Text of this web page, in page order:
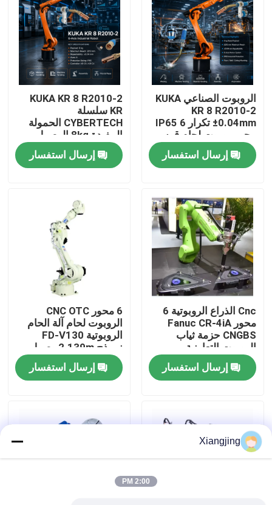
المنزل
فيديوهات
معلومات عنا
جولة في المعمل
رقابة جودة
اتصل بنا
مدونة
اطلب اقتباس
الروبوت الصناعي KUKA
KR 8 R2010-2
±0.04mm تكرار IP65 6
محور روبوت لحام قوس
و KR C4 KR C5 KR C5-2
مجلس إدارةإرسال استفسار
KUKA KR 8 R2010-2
KR سلسلة
CYBERTECH الحمولة
المفيدة 8kg الوصول
2013mm 6 محور روبوت
صناعي TBi RM2 روبوت
مصابيح لحام
إرسال استفسار
Cnc الذراع الروبوتية 6
محور Fanuc CR-4iA
CNGBS حزمة ثياب
الروبوت التعاونية
الروبوت لحام
إرسال استفسار
6 محور CNC OTC
الروبوت لحام آلة الحام
الروبوتية FD-V130
نموذج 2.139m وصول
إرسال استفسار
Xiangjing
2:00 PM